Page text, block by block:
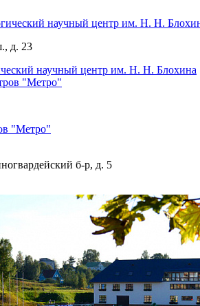
д. 23
научный центр им. Н. Н. Блохина
"Метро"
б-р, д. 5